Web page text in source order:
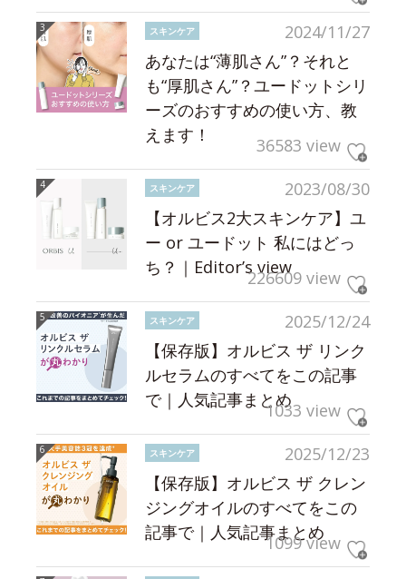
2024/11/27
スキンケア
あなたは“薄肌さん”？それと
も“厚肌さん”？ユードットシリ
ーズのおすすめの使い方、教
えます！
36583 view
2023/08/30
スキンケア
【オルビス2大スキンケア】ユ
ー or ユードット 私にはどっ
ち？｜Editor’s view226609 view
2025/12/24
スキンケア
【保存版】オルビス ザ リンク
ルセラムのすべてをこの記事
で｜人気記事まとめ1033 view
2025/12/23
スキンケア
【保存版】オルビス ザ クレン
ジングオイルのすべてをこの
記事で｜人気記事まとめ
1099 view